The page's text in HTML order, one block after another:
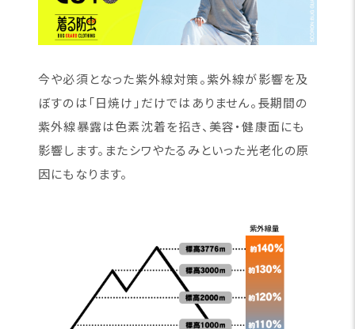
今や必須となった紫外線対策。紫外線が影響を及
ぼすのは「日焼け」だけではありません。長期間の
紫外線暴露は色素沈着を招き、美容・健康面にも
影響します。またシワやたるみといった光老化の原
因にもなります。